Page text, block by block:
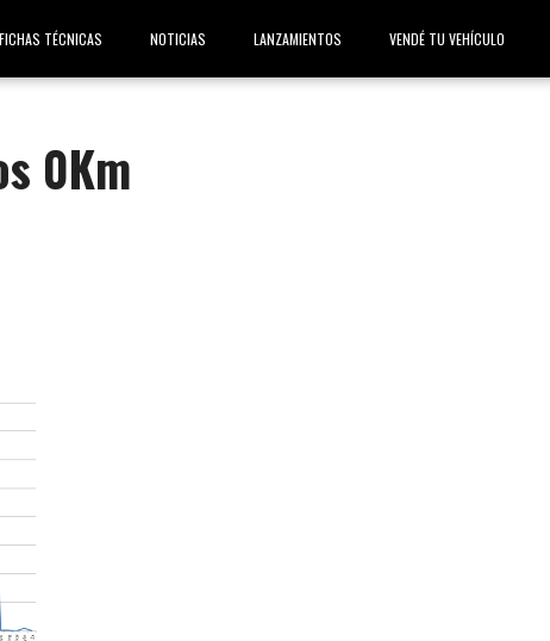
FICHAS TÉCNICAS NOTICIAS LANZAMIENTOS VENDÉ TU VEHÍCULO
0Km